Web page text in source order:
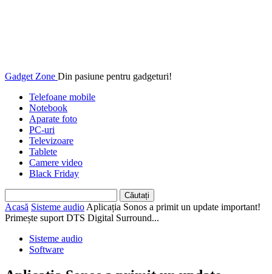
Gadget Zone Din pasiune pentru gadgeturi!
Telefoane mobile
Notebook
Aparate foto
PC-uri
Televizoare
Tablete
Camere video
Black Friday
Acasă Sisteme audio Aplicația Sonos a primit un update important!
Primește suport DTS Digital Surround...
Sisteme audio
Software